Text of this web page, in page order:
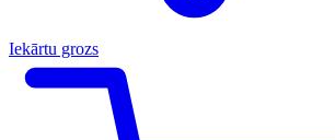
Iekārtu grozs